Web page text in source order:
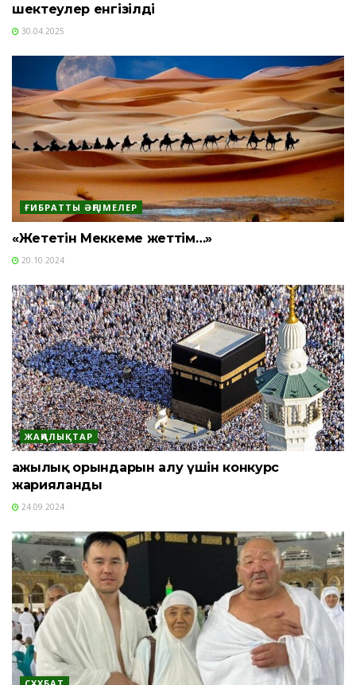
шектеулер енгізілді
30.04.2025
ҒИБРАТТЫ ӘҢГІМЕЛЕР
«Жететін Меккеме жеттім…»
20.10.2024
ЖАҢАЛЫҚТАР
Қажылық орындарын алу үшін конкурс
жарияланды
24.09.2024